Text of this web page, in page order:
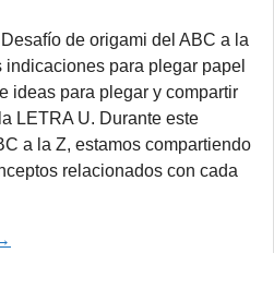
de origami del ABC a la
indicaciones para plegar papel
ideas para plegar y compartir
LETRA U. Durante este
a la Z, estamos compartiendo
relacionados con cada